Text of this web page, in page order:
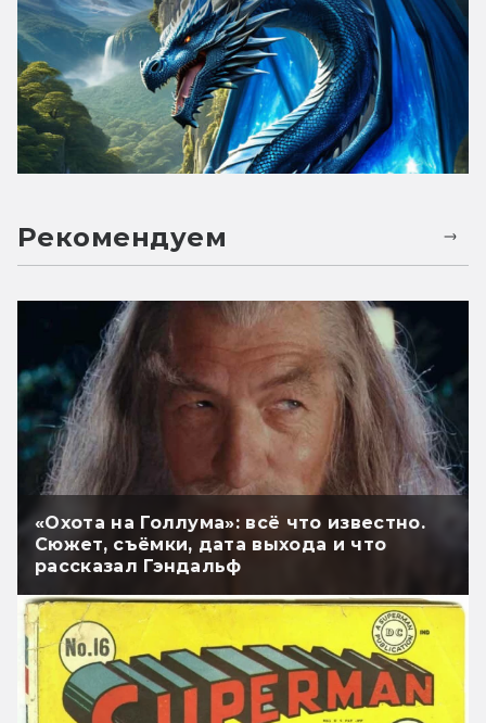
Рекомендуем
«Охота на Голлума»: всё что известно.
Сюжет, съёмки, дата выхода и что
рассказал Гэндальф